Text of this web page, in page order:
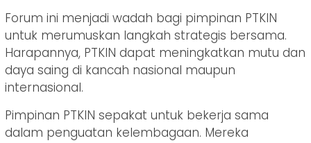
Forum ini menjadi wadah bagi pimpinan PTKIN
untuk merumuskan langkah strategis bersama.
Harapannya, PTKIN dapat meningkatkan mutu dan
daya saing di kancah nasional maupun
internasional.
Pimpinan PTKIN sepakat untuk bekerja sama
dalam penguatan kelembagaan. Mereka